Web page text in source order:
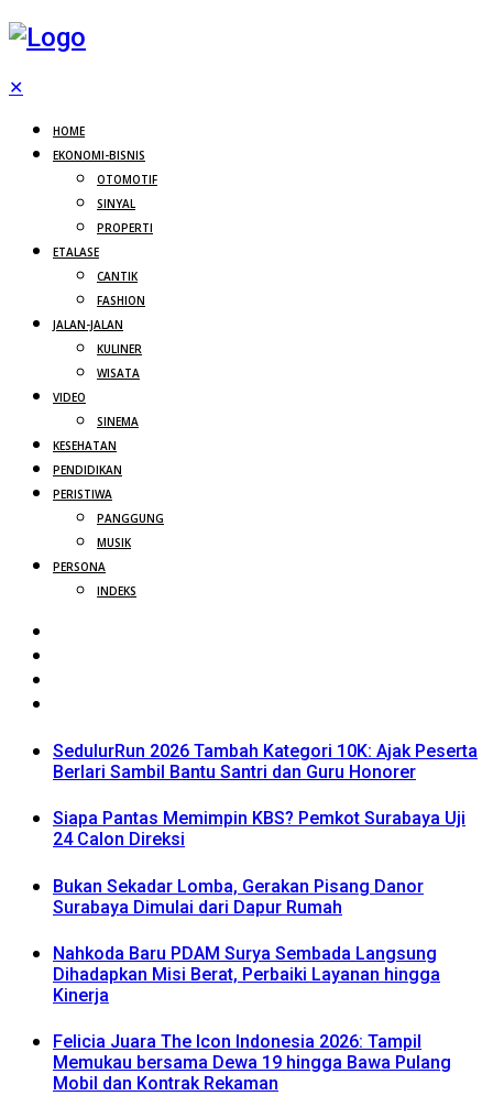
✕
HOME
EKONOMI-BISNIS
OTOMOTIF
SINYAL
PROPERTI
ETALASE
CANTIK
FASHION
JALAN-JALAN
KULINER
WISATA
VIDEO
SINEMA
KESEHATAN
PENDIDIKAN
PERISTIWA
PANGGUNG
MUSIK
PERSONA
INDEKS
SedulurRun 2026 Tambah Kategori 10K: Ajak Peserta
Berlari Sambil Bantu Santri dan Guru Honorer
Siapa Pantas Memimpin KBS? Pemkot Surabaya Uji
24 Calon Direksi
Bukan Sekadar Lomba, Gerakan Pisang Danor
Surabaya Dimulai dari Dapur Rumah
Nahkoda Baru PDAM Surya Sembada Langsung
Dihadapkan Misi Berat, Perbaiki Layanan hingga
Kinerja
Felicia Juara The Icon Indonesia 2026: Tampil
Memukau bersama Dewa 19 hingga Bawa Pulang
Mobil dan Kontrak Rekaman